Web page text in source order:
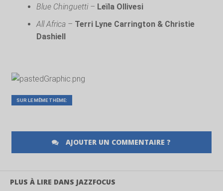
Blue Chinguetti – Leïla Ollivesi
All Africa – Terri Lyne Carrington & Christie
Dashiell
SUR LE MÊME THÈME:
AJOUTER UN COMMENTAIRE ?
PLUS À LIRE DANS JAZZFOCUS